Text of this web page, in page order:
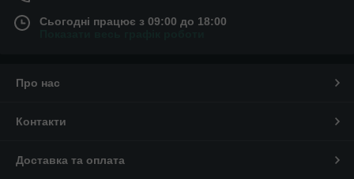
Сьогодні працює з 09:00 до 18:00
Про нас
Контакти
Доставка та оплата